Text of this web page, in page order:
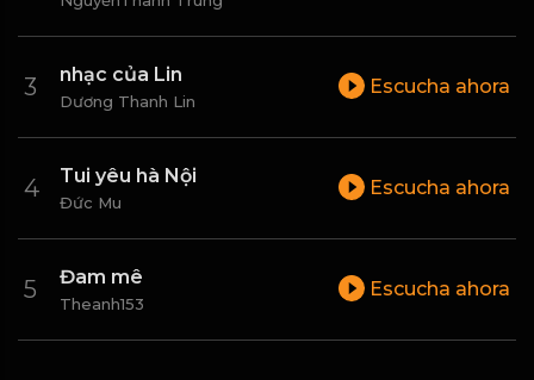
nhạc của Lin
Dương Thanh Lin
Escucha ahora
Tui yêu hà Nội
Đức Mu
Escucha ahora
Đam mê
Theanh153
Escucha ahora